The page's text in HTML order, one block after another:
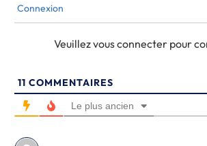
Connexion
Veuillez vous connecter pour
11 COMMENTAIRES
Le plus ancien